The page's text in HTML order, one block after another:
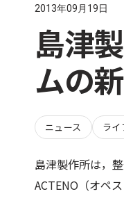
2013年09月19日
島津
ムの
ニュース ライ
島津製作所は，
ACTENO（オペ